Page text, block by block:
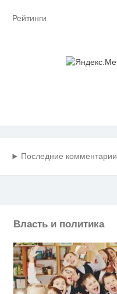
Рейтинги
Последние комментарии
Власть и политика